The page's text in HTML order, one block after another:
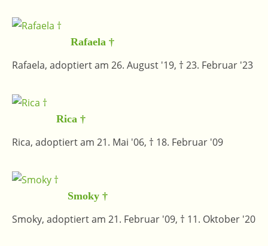
Rafaela †
Rafaela, adoptiert am 26. August '19, † 23. Februar '23
Rica †
Rica, adoptiert am 21. Mai '06, † 18. Februar '09
Smoky †
Smoky, adoptiert am 21. Februar '09, † 11. Oktober '20